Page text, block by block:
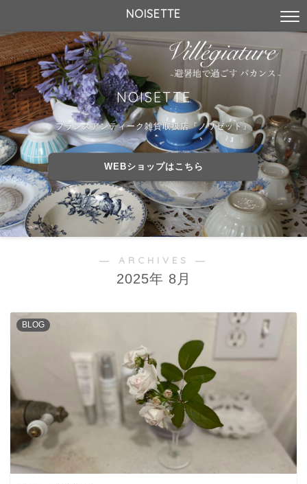
NOISETTE
NOISETTE
フランスアンティーク雑貨取扱店『ノワゼット』
WEBショップはこちら
― ARCHIVES ―
2025年 8月
BLOG